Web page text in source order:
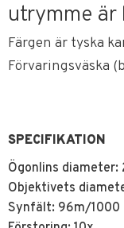
utrymme är
Färgen är tyska
Förvaringsväska
SPECIFIKATION
Ögonlins diameter:
Objektivets
Synfält: 96m/1000